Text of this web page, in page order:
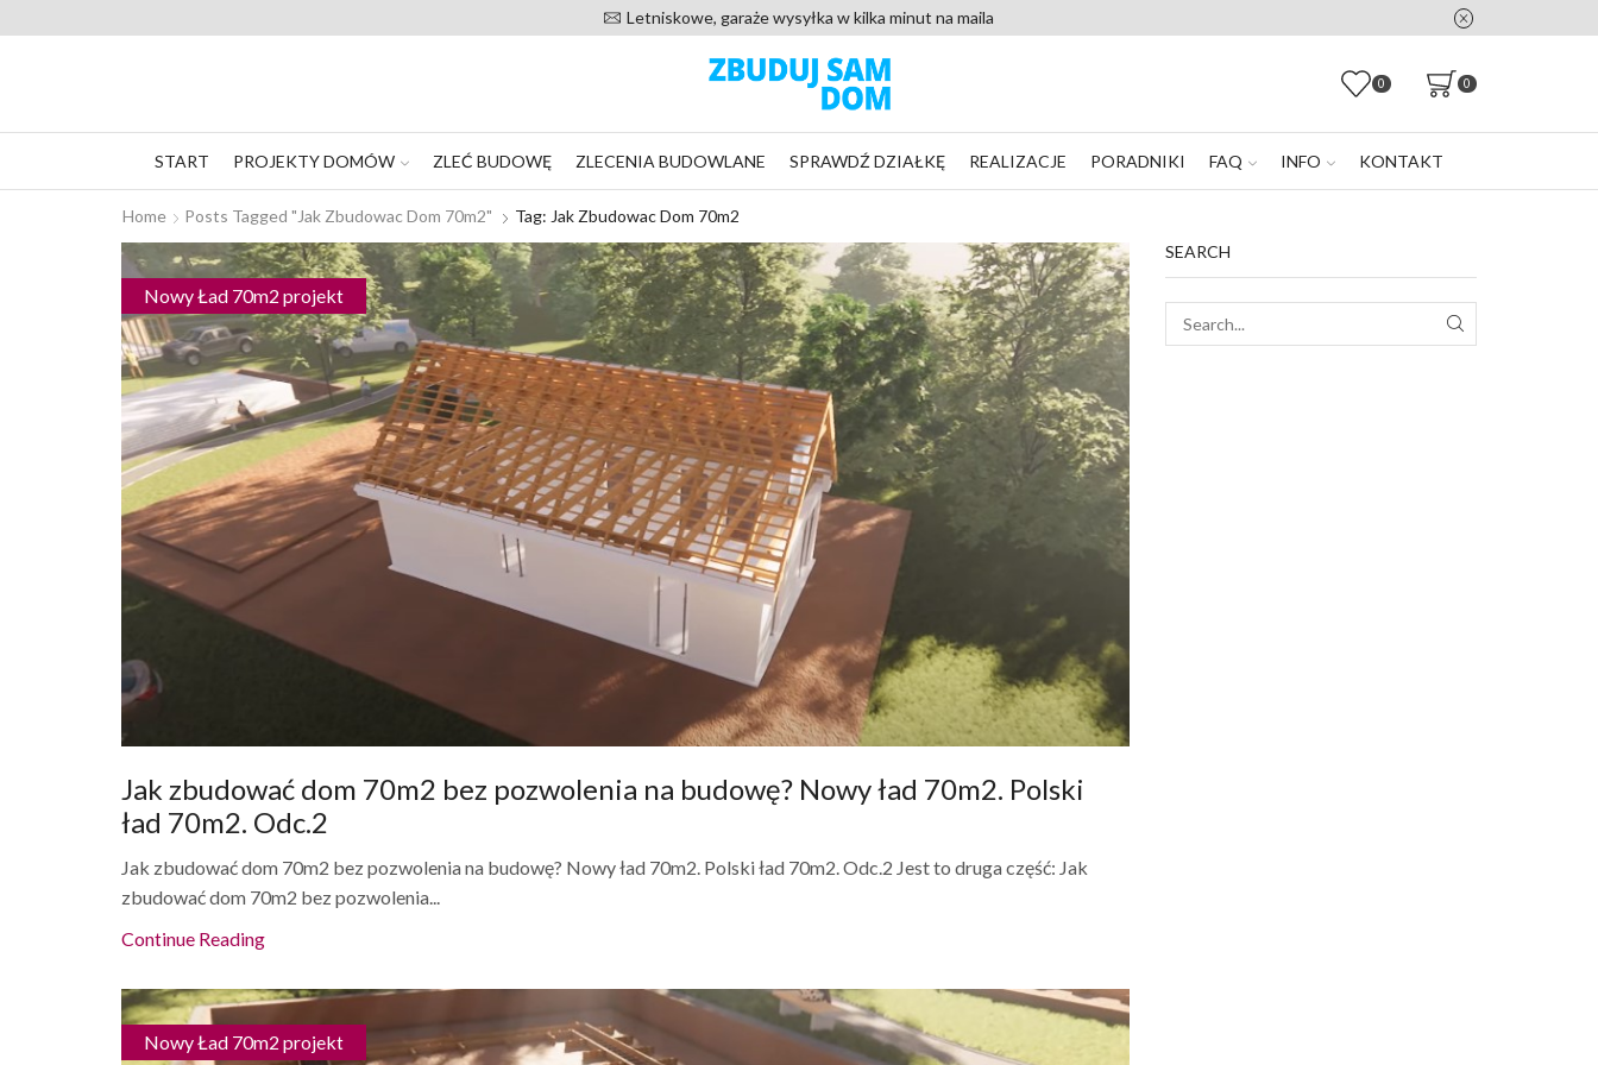
20 000 zadowolonych klientów od 2016 roku
0 0
START PROJEKTY DOMÓW ZLEĆ BUDOWĘ ZLECENIA BUDOWLANE SPRAWDŹ DZIAŁKĘ REALIZACJE PORADNIKI FAQ INFO KONTAKT
Home Posts Tagged "Jak Zbudowac Dom 70m2" Tag: Jak Zbudowac Dom 70m2
Nowy Ład 70m2 projekt
Jak zbudować dom 70m2 bez pozwolenia na budowę? Nowy ład 70m2. Polski
ład 70m2. Odc.2
Jak zbudować dom 70m2 bez pozwolenia na budowę? Nowy ład 70m2. Polski ład 70m2. Odc.2 Jest to druga część: Jak
zbudować dom 70m2 bez pozwolenia...
Continue Reading
Nowy Ład 70m2 projekt
SEARCH
SEARCH